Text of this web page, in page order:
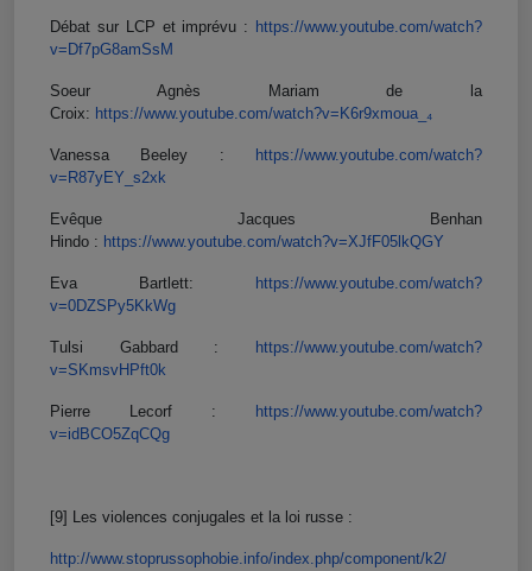
Débat sur LCP et imprévu : https://www.youtube.com/watch?
v=Df7pG8amSsM
Soeur Agnès Mariam de la
Croix: https://www.youtube.com/watch?v=K6r9xmoua_₄
Vanessa Beeley :
https://www.youtube.com/watch?
v=R87yEY_s2xk
Evêque Jacques Benhan
Hindo : https://www.youtube.com/watch?v=XJfF05lkQGY
Eva Bartlett:
https://www.youtube.com/watch?
v=0DZSPy5KkWg
Tulsi Gabbard :
https://www.youtube.com/watch?
v=SKmsvHPft0k
Pierre Lecorf :
https://www.youtube.com/watch?
v=idBCO5ZqCQg
[9] Les violences conjugales et la loi russe :
http://www.stoprussophobie.info/index.php/component/k2/